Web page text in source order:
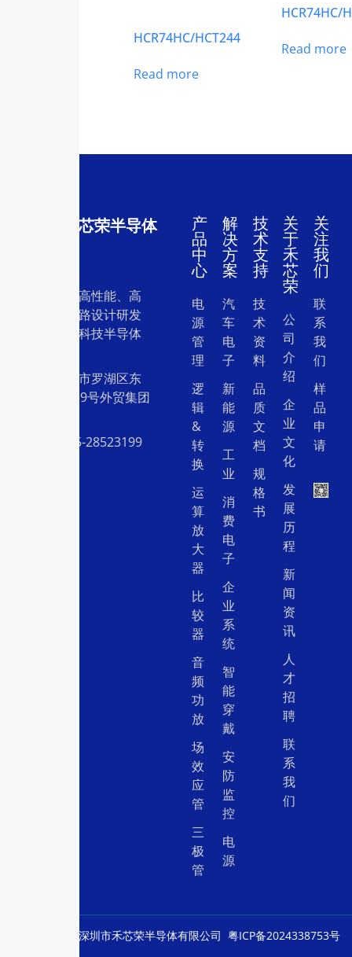
HCR74HC/HCT244
Read more
HCR74HC/
Read more
深圳市禾芯荣半导体
一家专注于高性能、高
质量集成电路设计研发
和销售的高科技半导体
地址：深圳市罗湖区东
门中兴路239号外贸集团
电话：0755-28523199
产
品
中
心
电
源
管
理
逻
辑
&
转
换
运
算
放
大
器
比
较
器
音
频
功
放
场
效
应
管
三
极
管
解
决
方
案
汽
车
电
子
新
能
源
工
业
消
费
电
子
企
业
系
统
智
能
穿
戴
安
防
监
控
电
源
技
术
支
持
技
术
资
料
品
质
文
档
规
格
书
关
于
禾
芯
荣
公
司
介
绍
企
业
文
化
发
展
历
程
新
闻
资
讯
人
才
招
聘
联
系
我
们
关
注
我
们
联
系
我
们
样
品
申
请
深圳市禾芯荣半导体有限公司 粤ICP备2024338753号